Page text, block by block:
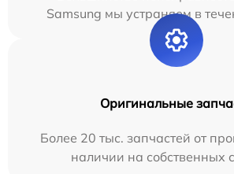
Samsung мы устраняем в
Оригинальные
Более 20 тыс. запчастей от
наличии на собственных